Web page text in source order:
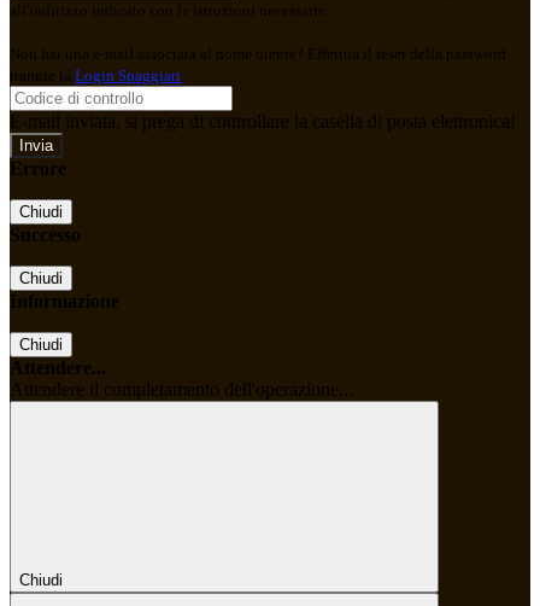
all'indirizzo indicato con le istruzioni necessarie.
Non hai una e-mail associata al nome utente? Effettua il reset della password
tramite la Login Spaggiari
E-mail inviata, si prega di controllare la casella di posta elettronica!
Errore
Chiudi
Successo
Chiudi
Informazione
Chiudi
Attendere...
Attendere il completamento dell'operazione...
Chiudi